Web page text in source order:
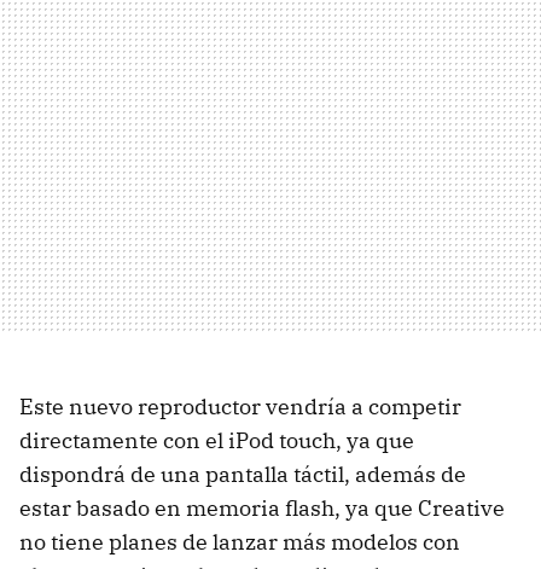
Este nuevo reproductor vendría a competir
directamente con el iPod touch, ya que
dispondrá de una pantalla táctil, además de
estar basado en memoria flash, ya que Creative
no tiene planes de lanzar más modelos con